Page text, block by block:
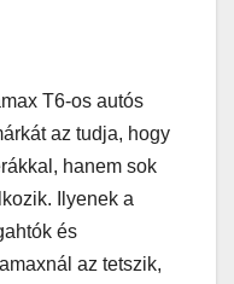
T6-os autós
az tudja, hogy
hanem sok
Ilyenek a
és
az tetszik,